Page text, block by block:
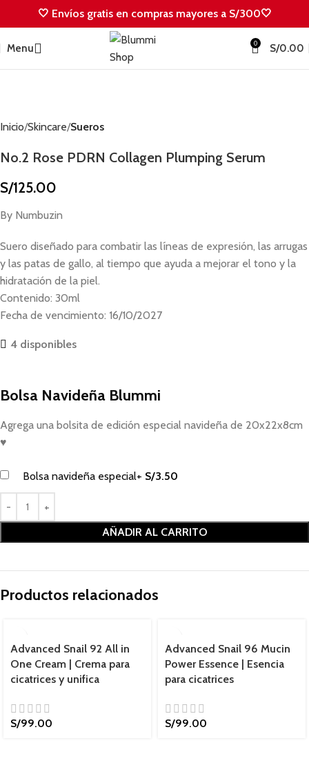
🤍 Envíos gratis en compras mayores a S/300🤍
Menu 0 S/0.00
Inicio Skincare Sueros
No.2 Rose PDRN Collagen Plumping Serum
S/125.00
By Numbuzin
Suero diseñado para combatir las líneas de expresión, las arrugas
y las patas de gallo, al tiempo que ayuda a mejorar el tono y la
hidratación de la piel.
Contenido: 30ml
Fecha de vencimiento: 16/10/2027
4 disponibles
Bolsa Navideña Blummi
Agrega una bolsita de edición especial navideña de 20x22x8cm
♥
Bolsa navideña especial+ S/3.50
AÑADIR AL CARRITO
Productos relacionados
Advanced Snail 92 All in
One Cream | Crema para
cicatrices y unifica
S/99.00
Advanced Snail 96 Mucin
Power Essence | Esencia
para cicatrices
S/99.00